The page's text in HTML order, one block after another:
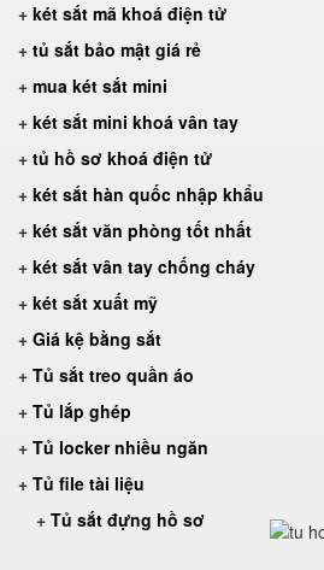
+ két sắt mã khoá điện tử
+ tủ sắt bảo mật giá rẻ
+ mua két sắt mini
+ két sắt mini khoá vân tay
+ tủ hồ sơ khoá điện tử
+ két sắt hàn quốc nhập khẩu
+ két sắt văn phòng tốt nhất
+ két sắt vân tay chống cháy
+ két sắt xuất mỹ
+ Giá kệ bằng sắt
+ Tủ sắt treo quần áo
+ Tủ lắp ghép
+ Tủ locker nhiều ngăn
+ Tủ file tài liệu
+ Tủ sắt đựng hồ sơ